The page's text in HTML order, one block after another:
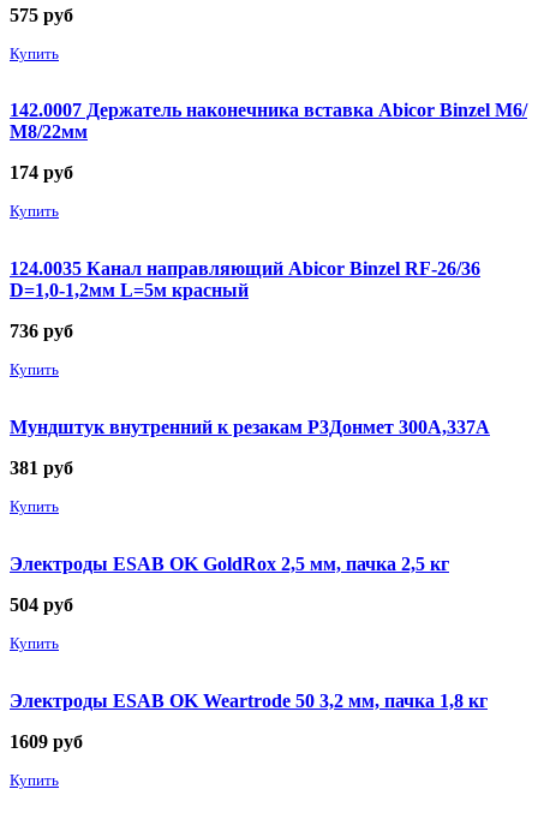
575 руб
Купить
142.0007 Держатель наконечника вставка Abicor Binzel М6/
М8/22мм
174 руб
Купить
124.0035 Канал направляющий Abicor Binzel RF-26/36
D=1,0-1,2мм L=5м красный
736 руб
Купить
Мундштук внутренний к резакам Р3Донмет 300А,337А
381 руб
Купить
Электроды ESAB OK GoldRox 2,5 мм, пачка 2,5 кг
504 руб
Купить
Электроды ESAB OK Weartrode 50 3,2 мм, пачка 1,8 кг
1609 руб
Купить